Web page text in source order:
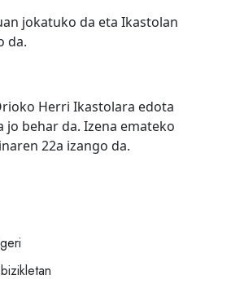
jokatuko da eta Ikastolan
da.
Herri Ikastolara edota
jo behar da. Izena emateko
22a izango da.